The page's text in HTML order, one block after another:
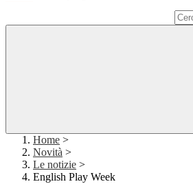
Home >
Novità >
Le notizie >
English Play Week